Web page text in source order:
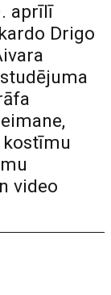
aprīlī
Drigo
video